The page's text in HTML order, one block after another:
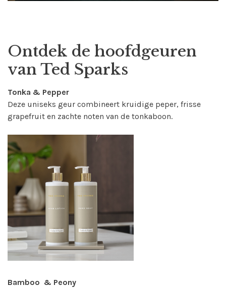
Ontdek de hoofdgeuren
van Ted Sparks
Tonka & Pepper
Deze uniseks geur combineert kruidige peper, frisse
grapefruit en zachte noten van de tonkaboon.
Bamboo & Peony